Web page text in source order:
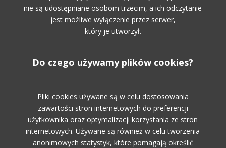
nie są udostępniane osobom trzecim, a ich odczytanie
jest możliwe wyłączenie przez serwer,
który je utworzył.
Do czego używamy plików cookies?
Pliki cookies używane są w celu dostosowania
zawartości stron internetowych do preferencji
użytkownika oraz optymalizacji korzystania ze stron
internetowych. Używane są również w celu tworzenia
anonimowych statystyk, które pomagają określić